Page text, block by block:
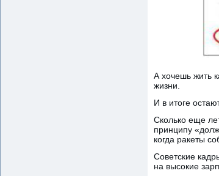
А хочешь жить
жизни.
И в итоге
Сколько еще
принципу
когда ракеты
Советские
на высокие